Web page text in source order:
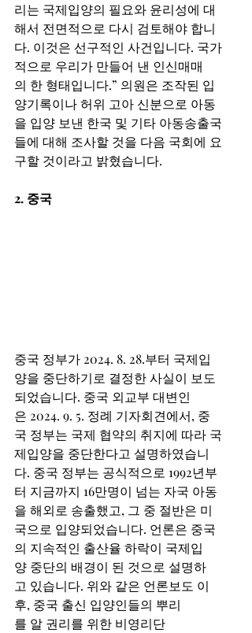
리는 국제입양의 필요와 윤리성에 대
해서 전면적으로 다시 검토해야 합니
다. 이것은 선구적인 사건입니다. 국가
적으로 우리가 만들어 낸 인신매매
의 한 형태입니다.” 의원은 조작된 입
양기록이나 허위 고아 신분으로 아동
을 입양 보낸 한국 및 기타 아동송출국
들에 대해 조사할 것을 다음 국회에 요
구할 것이라고 밝혔습니다.
2. 중국
중국 정부가 2024. 8. 28.부터 국제입
양을 중단하기로 결정한 사실이 보도
되었습니다. 중국 외교부 대변인
은 2024. 9. 5. 정례 기자회견에서, 중
국 정부는 국제 협약의 취지에 따라 국
제입양을 중단한다고 설명하였습니
다. 중국 정부는 공식적으로 1992년부
터 지금까지 16만명이 넘는 자국 아동
을 해외로 송출했고, 그 중 절반은 미
국으로 입양되었습니다. 언론은 중국
의 지속적인 출산율 하락이 국제입
양 중단의 배경이 된 것으로 설명하
고 있습니다. 위와 같은 언론보도 이
후, 중국 출신 입양인들의 뿌리
를 알 권리를 위한 비영리단